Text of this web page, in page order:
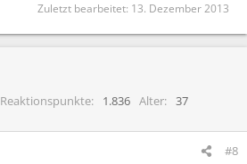
Zuletzt bearbeitet: 13. Dezember 2013
Reaktionspunkte 1.836 Alter
37
#8